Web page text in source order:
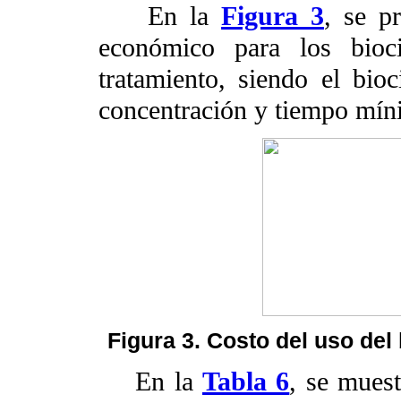
En laFigura 3, se
económico para los
tratamiento, siendo el
concentración y tiempo
Figura 3. Costo del uso
En la Tabla 6, se